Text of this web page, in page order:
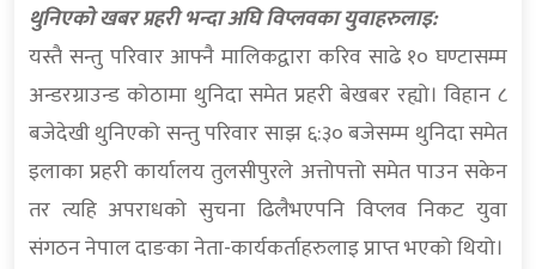
थुनिएको खबर प्रहरी भन्दा अघि विप्लवका युवाहरुलाइ:
यस्तै सन्तु परिवार आफ्नै मालिकद्वारा करिव साढे १० घण्टासम्म
अन्डरग्राउन्ड कोठामा थुनिदा समेत प्रहरी बेखबर रह्यो। विहान ८
बजेदेखी थुनिएको सन्तु परिवार साझ ६:३० बजेसम्म थुनिदा समेत
इलाका प्रहरी कार्यालय तुलसीपुरले अत्तोपत्तो समेत पाउन सकेन
तर त्यहि अपराधको सुचना ढिलैभएपनि विप्लव निकट युवा
संगठन नेपाल दाङका नेता-कार्यकर्ताहरुलाइ प्राप्त भएको थियो।